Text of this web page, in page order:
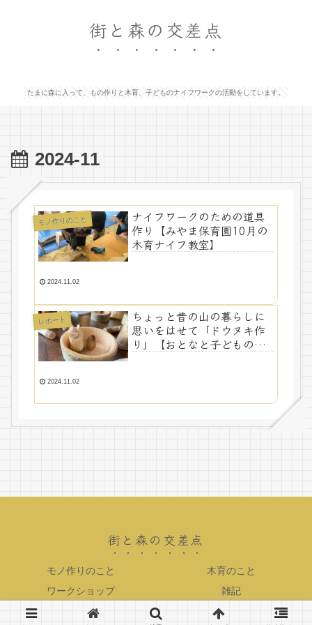
街と森の交差点
たまに森に入って、もの作りと木育、子どものナイフワークの活動をしています。
2024-11
モノ作りのこと
ナイフワークのための道具
作り【みやま保育園10月の
木育ナイフ教室】
2024.11.02
レポート
ちょっと昔の山の暮らしに
思いをはせて「ドウヌキ作
り」【おとなと子どもの里
2024.11.02
街と森の交差点
モノ作りのこと
木育のこと
ワークショップ
雑記
Copyright © 2019-2026 街と森の交差点 All Rights Reserved.